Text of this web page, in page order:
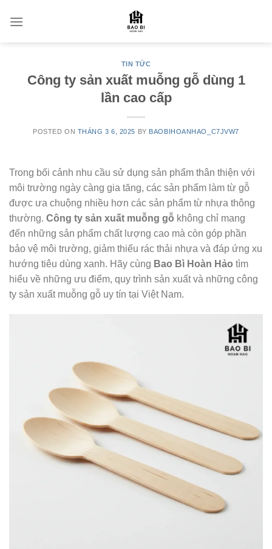
TIN TỨC
Công ty sản xuất muỗng gỗ dùng 1
lần cao cấp
POSTED ON THÁNG 3 6, 2025 BY BAOBIHOANHAO_C7JVW7
Trong bối cảnh nhu cầu sử dụng sản phẩm thân thiện với
môi trường ngày càng gia tăng, các sản phẩm làm từ gỗ
được ưa chuộng nhiều hơn các sản phẩm từ nhựa thông
thường. Công ty sản xuất muỗng gỗ không chỉ mang
đến những sản phẩm chất lượng cao mà còn góp phần
bảo vệ môi trường, giảm thiểu rác thải nhựa và đáp ứng xu
hướng tiêu dùng xanh. Hãy cùng Bao Bì Hoàn Hảo tìm
hiểu về những ưu điểm, quy trình sản xuất và những công
ty sản xuất muỗng gỗ uy tín tại Việt Nam.